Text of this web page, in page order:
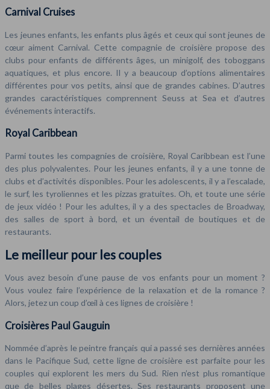
Carnival Cruises
Les jeunes enfants, les enfants plus âgés et ceux qui sont jeunes de
cœur aiment Carnival. Cette compagnie de croisière propose des
clubs pour enfants de différents âges, un minigolf, des toboggans
aquatiques, et plus encore. Il y a beaucoup d’options alimentaires
différentes pour vos petits, ainsi que de grandes cabines. D’autres
grandes caractéristiques comprennent Seuss at Sea et d’autres
événements interactifs.
Royal Caribbean
Parmi toutes les compagnies de croisière, Royal Caribbean est l’une
des plus polyvalentes. Pour les jeunes enfants, il y a une tonne de
clubs et d’activités disponibles. Pour les adolescents, il y a l’escalade,
le surf, les tyroliennes et les pizzas gratuites. Oh, et toute une série
de jeux vidéo ! Pour les adultes, il y a des spectacles de Broadway,
des salles de sport à bord, et un éventail de boutiques et de
restaurants.
Le meilleur pour les couples
Vous avez besoin d’une pause de vos enfants pour un moment ?
Vous voulez faire l’expérience de la relaxation et de la romance ?
Alors, jetez un coup d’œil à ces lignes de croisière !
Croisières Paul Gauguin
Nommée d’après le peintre français qui a passé ses dernières années
dans le Pacifique Sud, cette ligne de croisière est parfaite pour les
couples qui explorent les mers du Sud. Rien n’est plus romantique
que de belles plages désertes. Ses restaurants proposent une